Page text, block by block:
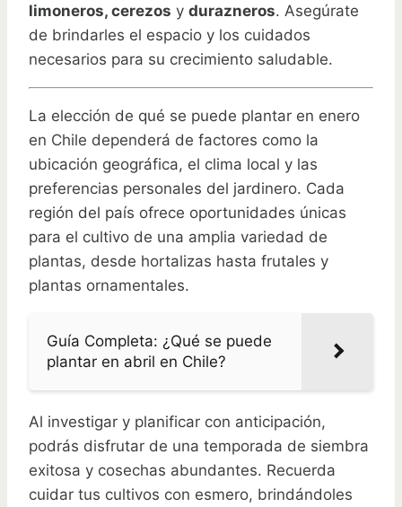
limoneros, cerezos y durazneros. Asegúrate
de brindarles el espacio y los cuidados
necesarios para su crecimiento saludable.
La elección de qué se puede plantar en enero
en Chile dependerá de factores como la
ubicación geográfica, el clima local y las
preferencias personales del jardinero. Cada
región del país ofrece oportunidades únicas
para el cultivo de una amplia variedad de
plantas, desde hortalizas hasta frutales y
plantas ornamentales.
Guía Completa: ¿Qué se puede
plantar en abril en Chile?
Al investigar y planificar con anticipación,
podrás disfrutar de una temporada de siembra
exitosa y cosechas abundantes. Recuerda
cuidar tus cultivos con esmero, brindándoles